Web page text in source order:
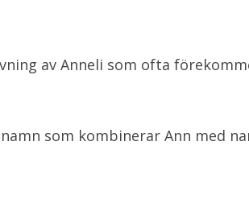
av Anneli som ofta
som kombinerar Ann med